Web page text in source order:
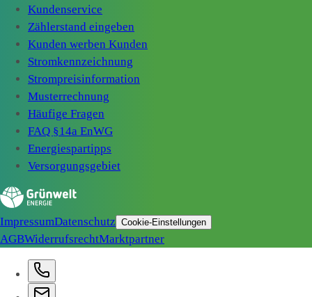
Kundenservice
Zählerstand eingeben
Kunden werben Kunden
Stromkennzeichnung
Strompreisinformation
Musterrechnung
Häufige Fragen
FAQ §14a EnWG
Energiespartipps
Versorgungsgebiet
ImpressumDatenschutz Cookie-Einstellungen
AGBWiderrufsrechtMarktpartner